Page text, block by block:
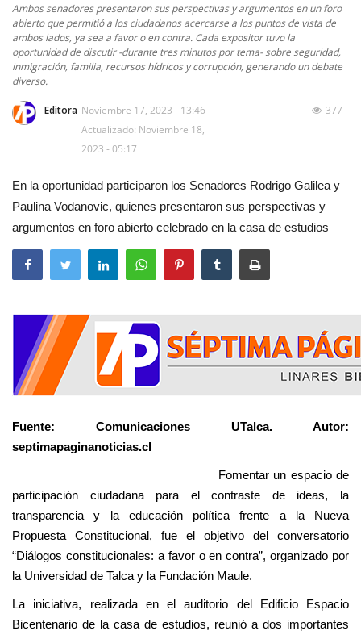
Ambos senadores presentaron sus perspectivas y argumentos en un foro
abierto que permitió a los ciudadanos acercarse a los puntos de vista de
ambos lados, ya sea a favor o en contra. Cada expositor tuvo la
oportunidad de discutir -durante tres minutos por tema- sobre seguridad,
inmigración, familia, recursos hídricos y corrupción, generando un debate
diverso.
Editora Noviembre 17, 2023 - 13:46
Actualizado: Noviembre 18,
2023 - 05:17
377
En la oportunidad participaron los Senadores Rodrigo Galilea y
Paulina Vodanovic, quienes presentaron sus perspectivas y
argumentos en foro abierto celebrado en la casa de estudios
Fuente: Comunicaciones UTalca. Autor:
septimapaginanoticias.cl
Fomentar un espacio de
participación ciudadana para el contraste de ideas, la
transparencia y la educación política frente a la Nueva
Propuesta Constitucional, fue el objetivo del conversatorio
“Diálogos constitucionales: a favor o en contra”, organizado por
la Universidad de Talca y la Fundación Maule.
La iniciativa, realizada en el auditorio del Edificio Espacio
Bicentenario de la casa de estudios, reunió a dos importantes